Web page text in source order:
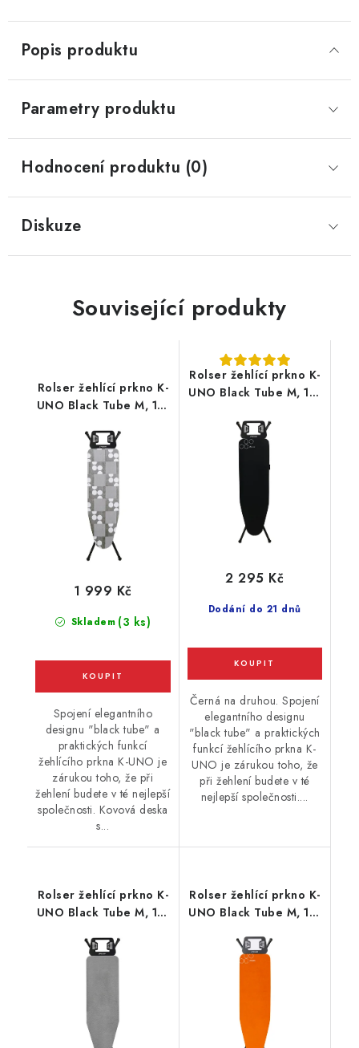
Popis produktu
Parametry produktu
Hodnocení produktu (0)
Diskuze
Související produkty
Rolser žehlící prkno K-
UNO Black Tube M, 115
Skladem (3 ks)
1 999 Kč
Spojení elegantního
designu "black tube" a
praktických funkcí
žehlícího prkna K-UNO je
zárukou toho, že při
žehlení budete v té nejlepší
společnosti. Kovová deska
s...
Rolser žehlící prkno K-
UNO Black Tube M, 115
Dodání do 21 dnů
2 295 Kč
Černá na druhou. Spojení
elegantního designu
"black tube" a praktických
funkcí žehlícího prkna K-
UNO je zárukou toho, že
při žehlení budete v té
nejlepší společnosti....
Rolser žehlící prkno K-
UNO Black Tube M, 115
Rolser žehlící prkno K-
UNO Black Tube M, 115